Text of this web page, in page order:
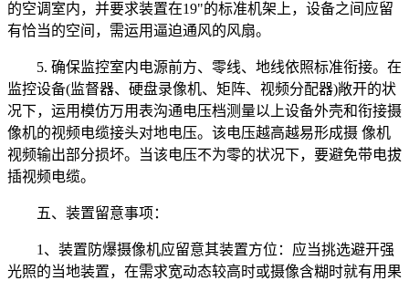
的空调室内，并要求装置在19"的标准机架上，设备之间应留
有恰当的空间，需运用逼迫通风的风扇。
5. 确保监控室内电源前方、零线、地线依照标准衔接。在
监控设备(监督器、硬盘录像机、矩阵、视频分配器)敞开的状
况下，运用模仿万用表沟通电压档测量以上设备外壳和衔接摄
像机的视频电缆接头对地电压。该电压越高越易形成摄 像机
视频输出部分损坏。当该电压不为零的状况下，要避免带电拔
插视频电缆。
五、装置留意事项：
1、装置防爆摄像机应留意其装置方位：应当挑选避开强
光照的当地装置，在需求宽动态较高时或摄像含糊时就有用果